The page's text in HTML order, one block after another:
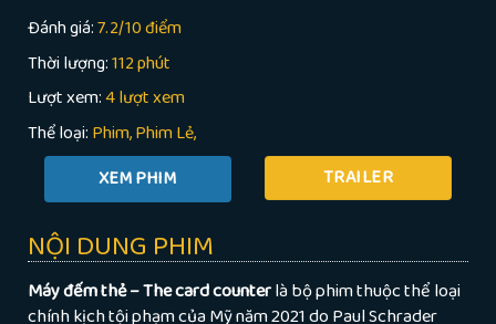
Đánh giá:7.2/10 điểm
Thời lượng:112 phút
Lượt xem:4 lượt xem
Thể loại: Phim Phim Lẻ
TRAILER
NỘI DUNG PHIM
Máy đếm thẻ – The card counterlà bộ phim thuộc thể loại
chính kịch tội phạm của Mỹ năm 2021 do Paul Schrader